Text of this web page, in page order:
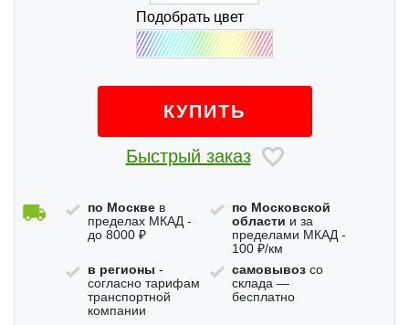
Подобрать цвет
КУПИТЬ
Быстрый заказ
по Москве в
пределах МКАД -
до 8000 ₽
по Московской
области и за
пределами МКАД -
100 ₽/км
в регионы -
согласно тарифам
транспортной
компании
самовывозсо
склада —
бесплатно